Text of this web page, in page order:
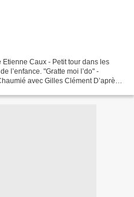
Caux - Petit tour dans les
l’enfance. "Gratte moi l’do" -
avec Gilles Clément D’après